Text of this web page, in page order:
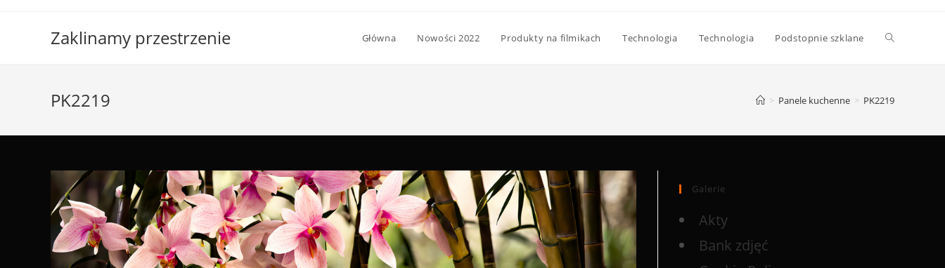
Zaklinamy przestrzenie Główna Nowości 2022 Produkty na filmikach Technologia Technologia Podstopnie szklane
PK2219 > Panele kuchenne > PK2219
Galerie
Akty
Bank zdjęć